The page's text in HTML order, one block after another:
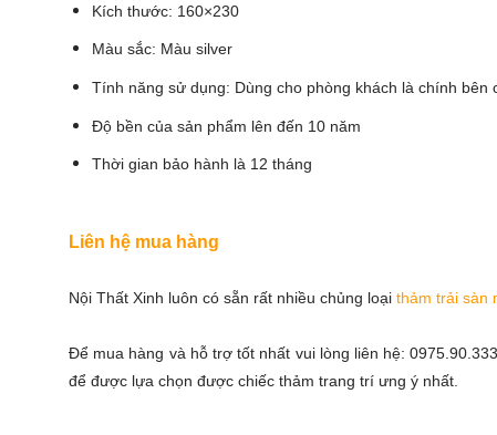
Kích thước: 160×230
Màu sắc: Màu silver
Tính năng sử dụng: Dùng cho phòng khách là chính
Độ bền của sản phẩm lên đến 10 năm
Thời gian bảo hành là 12 tháng
Liên hệ mua hàng
Nội Thất Xinh luôn có sẵn rất nhiều chủng loại thảm trải sàn
Để mua hàng và hỗ trợ tốt nhất vui lòng liên hệ:
để được lựa chọn được chiếc thảm trang trí ưng ý nhất.